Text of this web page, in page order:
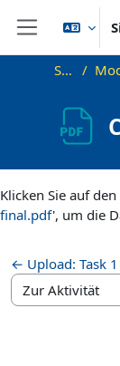
Zum Hauptinhalt
Website-
Startseite
Klicken Sie auf
final.pdf', um die
← Upload: Task
Zur Aktivität